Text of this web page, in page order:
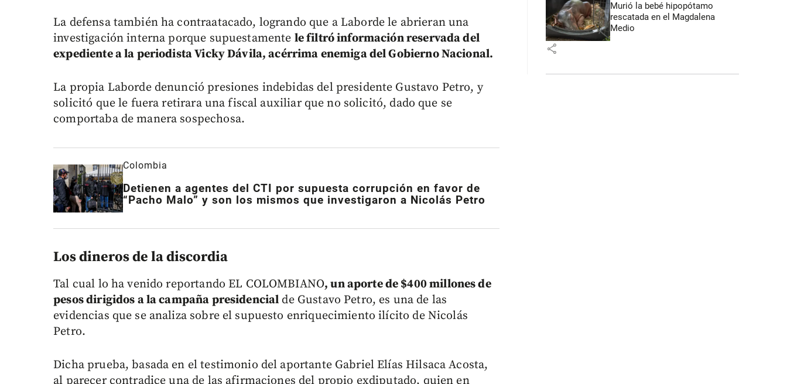
La defensa también ha contraatacado, logrando que a Laborde le abrieran una
investigación interna porque supuestamente le filtró información reservada del
expediente a la periodista Vicky Dávila, acérrima enemiga del Gobierno Nacional.
La propia Laborde denunció presiones indebidas del presidente Gustavo Petro, y
solicitó que le fuera retirara una fiscal auxiliar que no solicitó, dado que se
comportaba de manera sospechosa.
Colombia
Detienen a agentes del CTI por supuesta corrupción en favor de
“Pacho Malo” y son los mismos que investigaron a Nicolás Petro
Los dineros de la discordia
Tal cual lo ha venido reportando EL COLOMBIANO, un aporte de $400 millones de
pesos dirigidos a la campaña presidencial de Gustavo Petro, es una de las
evidencias que se analiza sobre el supuesto enriquecimiento ilícito de Nicolás
Petro.
Dicha prueba, basada en el testimonio del aportante Gabriel Elías Hilsaca Acosta,
al parecer contradice una de las afirmaciones del propio exdiputado, quien en
Murió la bebé hipopótamo
rescatada en el Magdalena
Medio
share